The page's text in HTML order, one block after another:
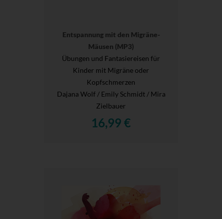
Entspannung mit den Migräne-
Mäusen (MP3)
Übungen und Fantasiereisen für
Kinder mit Migräne oder
Kopfschmerzen
Dajana Wolf / Emily Schmidt / Mira
Zielbauer
16,99 €